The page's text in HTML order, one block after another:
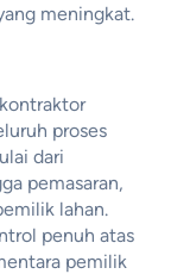
meningkat.
proses
dari
pemasaran,
lahan.
penuh atas
pemilik